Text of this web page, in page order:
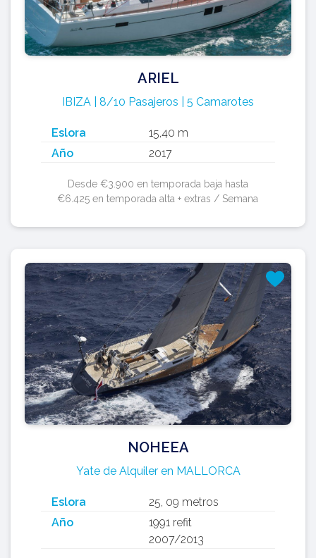
ARIEL
IBIZA | 8/10 Pasajeros | 5 Camarotes
Eslora
15,40 m
Año
2017
Desde €3.900 en temporada baja hasta
€6.425 en temporada alta + extras / Semana
NOHEEA
Yate de Alquiler en MALLORCA
Eslora
25, 09 metros
Año
1991 refit
2007/2013